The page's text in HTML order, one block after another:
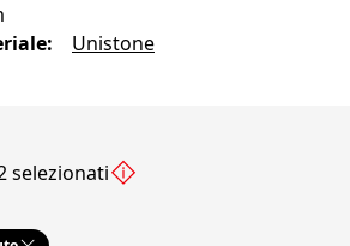
: Unistone
selezionati